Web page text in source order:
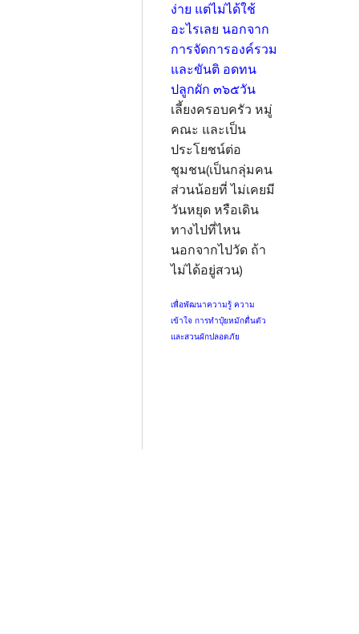
ง่าย แต่ไม่ได้ใช้
อะไรเลย นอกจาก
การจัดการองค์รวม
และขันติ อดทน
ปลูกผัก ๓๖๕วัน
เลี้ยงครอบครัว หมู่
คณะ และเป็น
ประโยชน์ต่อ
ชุมชน(เป็นกลุ่มคน
ส่วนน้อยที่ ไม่เคยมี
วันหยุด หรือเดิน
ทางไปที่ไหน
นอกจากไปวัด ถ้า
ไม่ได้อยู่สวน)
เพื่อพัฒนาความรู้ ความ
เข้าใจ การทำปุ๋ยหมักตื่นตัว
และสวนผักปลอดภัย